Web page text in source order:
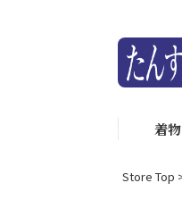
着物
Store Top